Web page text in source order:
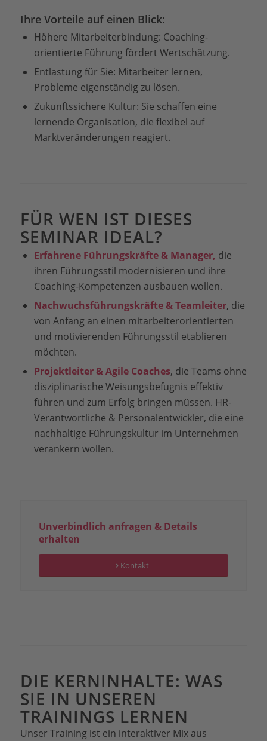
Ihre Vorteile auf einen Blick:
Höhere Mitarbeiterbindung: Coaching-
orientierte Führung fördert Wertschätzung.
Entlastung für Sie: Mitarbeiter lernen,
Probleme eigenständig zu lösen.
Zukunftssichere Kultur: Sie schaffen eine
lernende Organisation, die flexibel auf
Marktveränderungen reagiert.
FÜR WEN IST DIESES
SEMINAR IDEAL?
Erfahrene Führungskräfte & Manager, die
ihren Führungsstil modernisieren und ihre
Coaching-Kompetenzen ausbauen wollen.
Nachwuchsführungskräfte & Teamleiter, die
von Anfang an einen mitarbeiterorientierten
und motivierenden Führungsstil etablieren
möchten.
Projektleiter & Agile Coaches, die Teams ohne
disziplinarische Weisungsbefugnis effektiv
führen und zum Erfolg bringen müssen. HR-
Verantwortliche & Personalentwickler, die eine
nachhaltige Führungskultur im Unternehmen
verankern wollen.
Unverbindlich anfragen & Details
erhalten
Kontakt
DIE KERNINHALTE: WAS
SIE IN UNSEREN
TRAININGS LERNEN
Unser Training ist ein interaktiver Mix aus